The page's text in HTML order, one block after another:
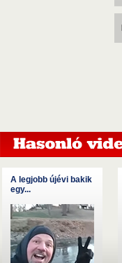
A legjobb újévi bakik
egy...